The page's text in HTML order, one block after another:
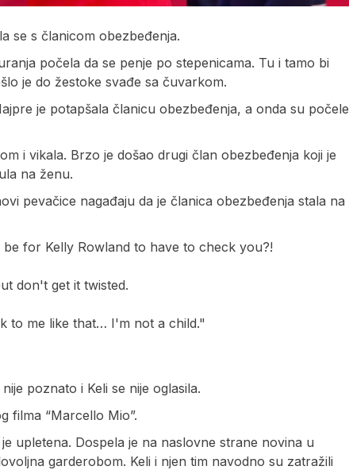
se s članicom obezbeđenja.
počela da se penje po stepenicama. Tu i tamo bi
je do žestoke svađe sa čuvarkom.
je potapšala članicu obezbeđenja, a onda su počele
i vikala. Brzo je došao drugi član obezbeđenja koji je
na ženu.
pevačice nagađaju da je članica obezbeđenja stala na
for Kelly Rowland to have to check you?!
don't get it twisted.
to me like that… I'm not a child."
poznato i Keli se nije oglasila.
filma “Marcello Mio”.
upletena. Dospela je na naslovne strane novina u
garderobom. Keli i njen tim navodno su zatražili